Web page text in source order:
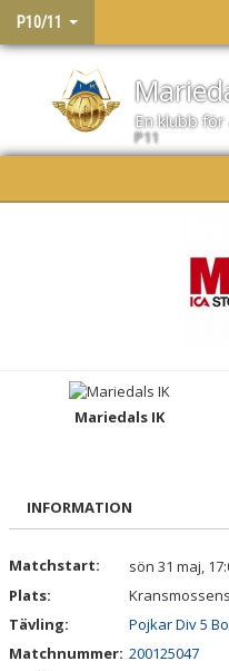
P10/11
En klubb för
P11
DOKUMENT
KONTAKT
Mariedals IK
INFORMATION
Matchstart:
sön 31 maj,
Plats:
Tävling:
Pojkar Div 5
Matchnummer: 200125047